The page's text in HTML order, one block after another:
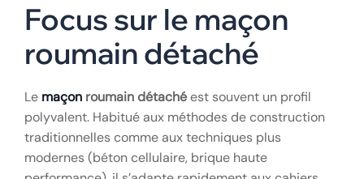
Focus sur le maçon
roumain détaché
Le maçon roumain détachéest souvent un profil
polyvalent. Habitué aux méthodes de construction
traditionnelles comme aux techniques plus
modernes (béton cellulaire, brique haute